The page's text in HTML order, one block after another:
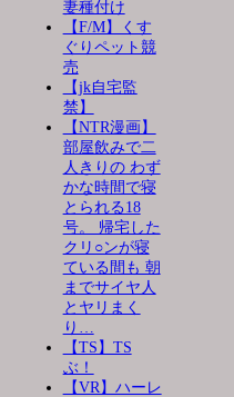
妻種付け
【F/M】くす
ぐりペット競
売
【jk自宅監
禁】
【NTR漫画】
部屋飲みで二
人きりの わず
かな時間で寝
とられる18
号。 帰宅した
クリ○ンが寝
ている間も 朝
までサイヤ人
とヤリまく
り…
【TS】TS
ぶ！
【VR】ハーレ